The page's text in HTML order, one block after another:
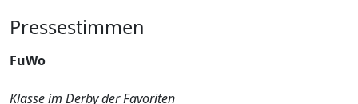
Pressestimmen
FuWo
Klasse im Derby der Favoriten